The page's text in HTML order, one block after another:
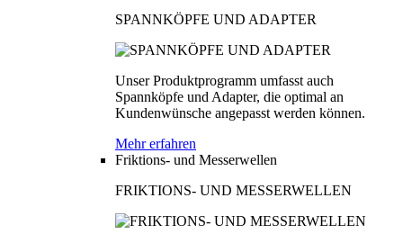
SPANNKÖPFE UND ADAPTER
Unser Produktprogramm umfasst auch
Spannköpfe und Adapter, die optimal an
Kundenwünsche angepasst werden können.
Mehr erfahren
Friktions- und Messerwellen
FRIKTIONS- UND MESSERWELLEN